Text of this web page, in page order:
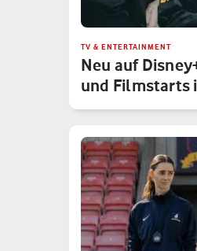
TV & ENTERTAINMENT
Neu auf
und Filmstarts